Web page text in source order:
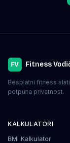
FV Fitness
Besplatni fitness
potpuna privatnost.
KALKULATORI
BMI Kalkulator